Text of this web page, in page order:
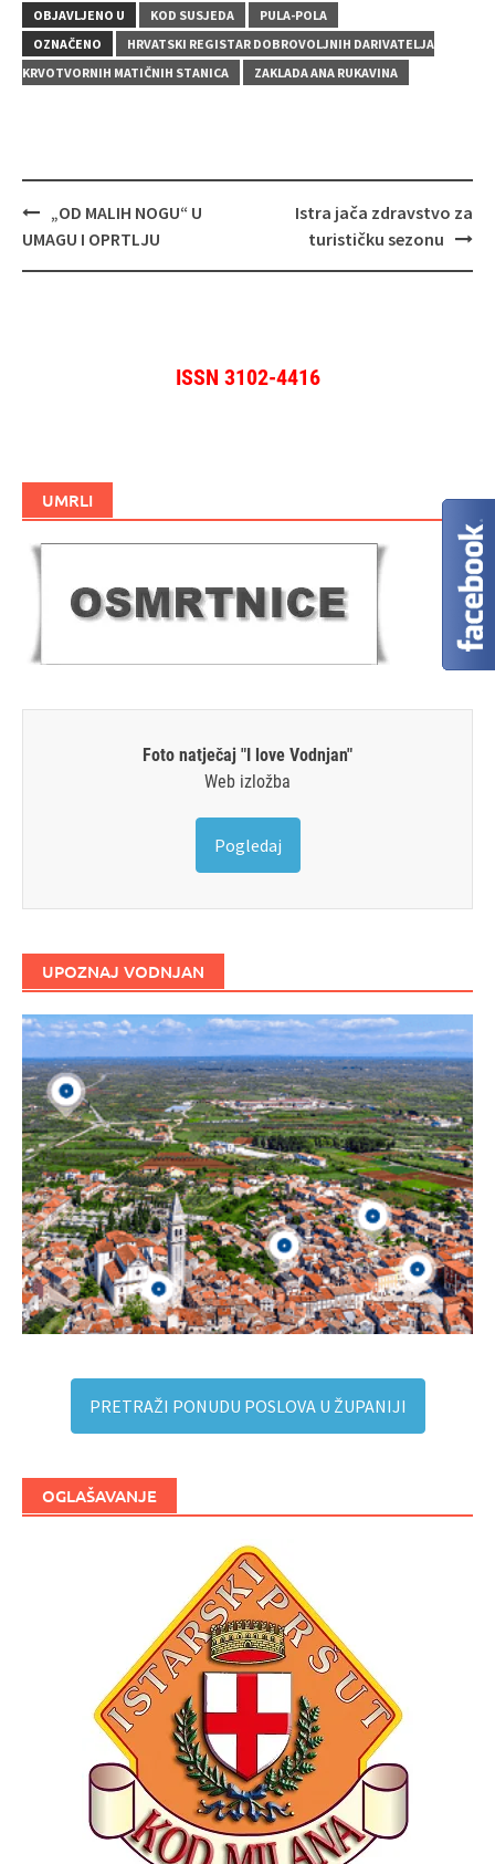
OBJAVLJENO U KOD SUSJEDA
PULA-POLA
OZNAČENO
HRVATSKI REGISTAR DOBROVOLJNIH DARIVATELJA
KRVOTVORNIH MATIČNIH STANICA
ZAKLADA ANA RUKAVINA
Navigacija
objava
„OD MALIH NOGU“ U
UMAGU I OPRTLJU
Istra jača zdravstvo za
turističku sezonu
ISSN 3102-4416
UMRLI
Foto natječaj "I love Vodnjan"
Web izložba
Pogledaj
UPOZNAJ VODNJAN
PRETRAŽI PONUDU POSLOVA U ŽUPANIJI
OGLAŠAVANJE